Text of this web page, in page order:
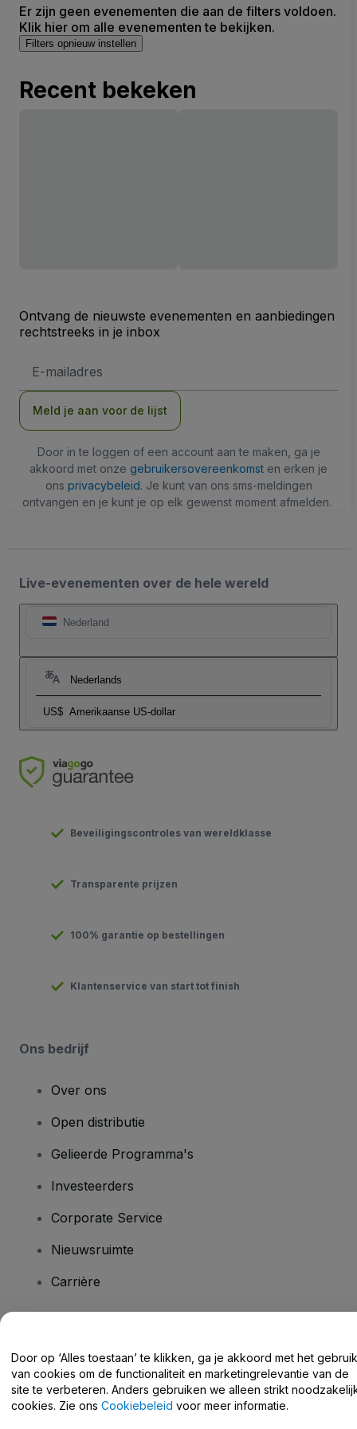
Er zijn geen evenementen die aan de filters voldoen.
Klik hier om alle evenementen te bekijken.
Filters opnieuw instellen
Recent bekeken
Ontvang de nieuwste evenementen en aanbiedingen
rechtstreeks in je inbox
mailadres
Meld je aan voor de lijst
Door in te loggen of een account aan te maken, ga je
akkoord met onze gebruikersovereenkomst en erken je
ons privacybeleid. Je kunt van ons sms-meldingen
ontvangen en je kunt je op elk gewenst moment afmelden.
Live-evenementen over de hele wereld
Nederland
Nederlands
US$ Amerikaanse US-dollar
Beveiligingscontroles van wereldklasse
Transparente prijzen
100% garantie op bestellingen
Klantenservice van start tot finish
Ons bedrijf
Over ons
Open distributie
Gelieerde Programma's
Investeerders
Corporate Service
Nieuwsruimte
Carrière
Helpcentrum / Neem Contact Met Ons Op
Door op ‘Alles toestaan’ te klikken, ga je akkoord met het gebruik
van cookies om de functionaliteit en marketingrelevantie van de
site te verbeteren. Anders gebruiken we alleen strikt
cookies. Zie ons Cookiebeleid voor meer informatie.